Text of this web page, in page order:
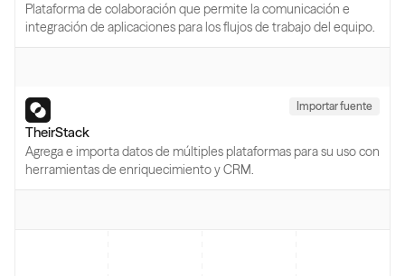
Plataforma de colaboración que permite la comunicación e
integración de aplicaciones para los flujos de trabajo del equipo.
Importar fuente
TheirStack
Agrega e importa datos de múltiples plataformas para su uso con
herramientas de enriquecimiento y CRM.